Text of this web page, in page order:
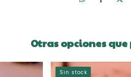
Otras opciones
Sin stock